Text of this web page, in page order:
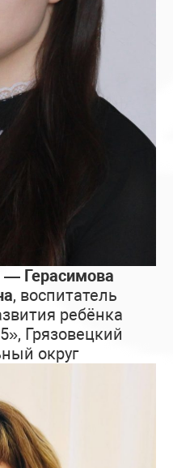
— Герасимова
, воспитатель
ребёнка
Грязовецкий
округ